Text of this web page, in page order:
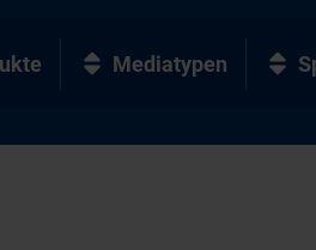
Mediatypen